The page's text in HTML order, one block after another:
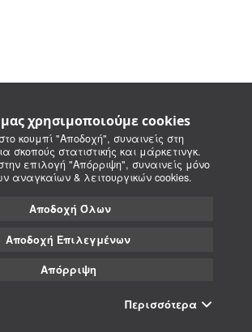
χρησιμοποιούμε cookies
κουμπί "Αποδοχή", συναινείς στη
σκοπούς στατιστικής και μάρκετινγκ.
επιλογή "Απόρριψη", συναινείς μόνο
αναγκαίων & λειτουργικών cookies.
Αποδοχή Όλων
Αποδοχή Επιλεγμένων
Απόρριψη
Περισσότερα